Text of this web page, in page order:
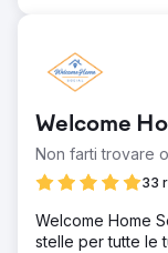
Welcome
Non farti trovare
33
Welcome Home
stelle per tutte le